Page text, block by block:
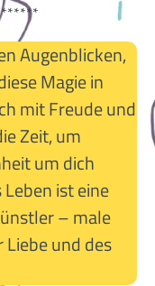
Augenblicken,
Magie in
mit Freude und
Zeit, um
um dich
ist eine
– male
und des